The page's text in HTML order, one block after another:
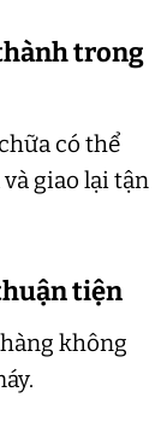
trong
có thể
giao lại tận
tiện
không